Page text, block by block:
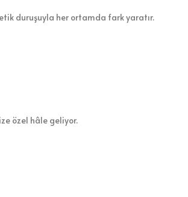
duruşuyla her ortamda fark yaratır.
özel hâle geliyor.